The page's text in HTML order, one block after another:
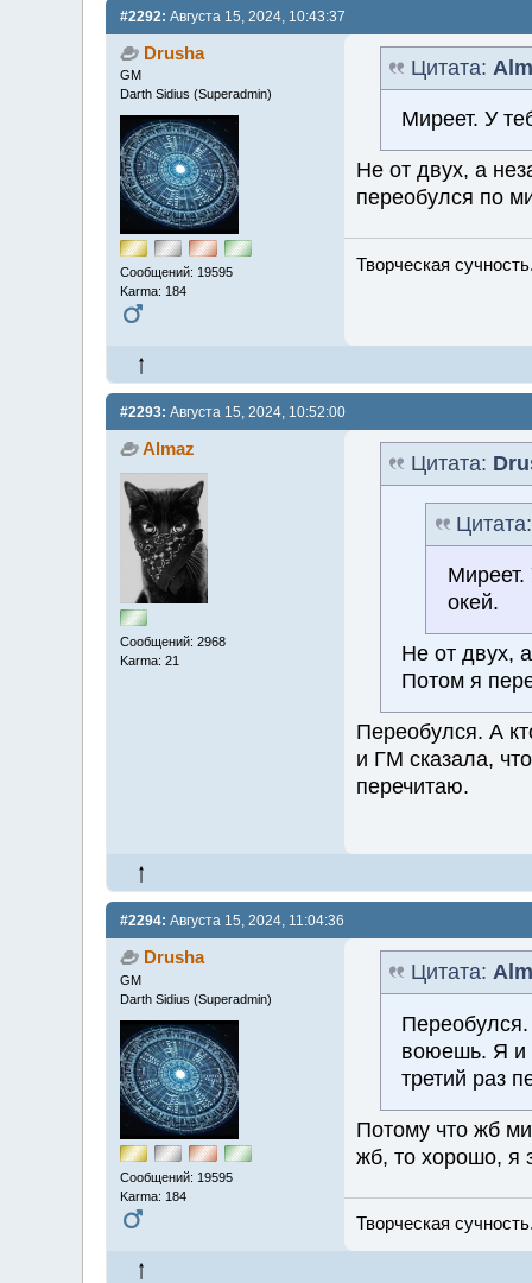
#2292: Августа 15, 2024, 10:43:37
Drusha
GM
Darth Sidius (Superadmin)
Сообщений: 19595
Karma: 184
Цитата:
Миреет. У
Не от двух, а
переобулся по
Творческая
#2293: Августа 15, 2024, 10:52:00
Almaz
Сообщений: 2968
Karma: 21
Цитата:
Миреет.
окей.
Не от двух,
Потом я
Переобулся. А
и ГМ сказала,
перечитаю.
#2294: Августа 15, 2024, 11:04:36
Drusha
GM
Darth Sidius (Superadmin)
Сообщений: 19595
Karma: 184
Цитата:
Переобулся.
воюешь. Я и
третий раз
Потому что жб
жб, то хорошо, я
Творческая